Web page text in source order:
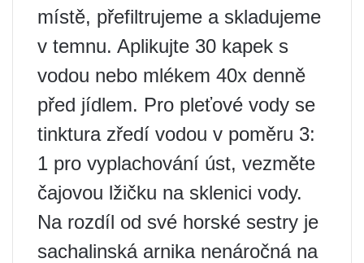
místě, přefiltrujeme a skladujeme
v temnu. Aplikujte 30 kapek s
vodou nebo mlékem 40x denně
před jídlem. Pro pleťové vody se
tinktura zředí vodou v poměru 3:
1 pro vyplachování úst, vezměte
čajovou lžičku na sklenici vody.
Na rozdíl od své horské sestry je
sachalinská arnika nenáročná na